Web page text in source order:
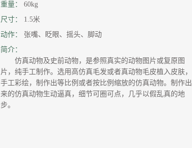
重量：
60kg
尺寸：
1.5米
动作：
张嘴、眨眼、摇头、脚动
简介：
仿真动物及史前动物，是参照真实的动物图片或复原图
片，纯手工制作。选用高仿真毛发或者真动物毛皮植入皮肤，
手工彩绘，制作出等比例或者按比例缩放的仿真动物。制作出
来的仿真动物生动逼真，细节可圈可点，几乎以假乱真的地
步。